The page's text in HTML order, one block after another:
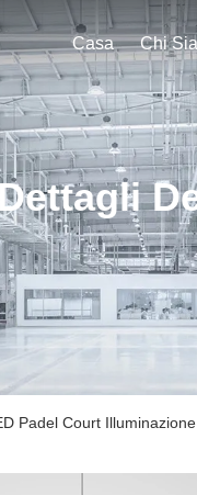
Casa Chi
Padel Court